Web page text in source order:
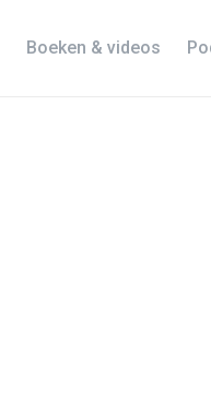
Boeken & videos